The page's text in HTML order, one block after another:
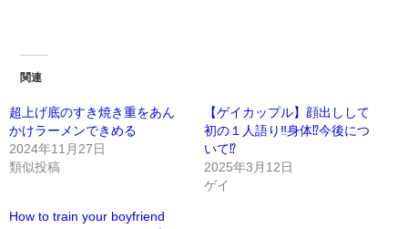
関連
超上げ底のすき焼き重をあん
かけラーメンできめる
2024年11月27日
類似投稿
【ゲイカップル】顔出しして
初の１人語り‼身体⁉今後につ
いて⁉
2025年3月12日
ゲイ
How to train your boyfriend